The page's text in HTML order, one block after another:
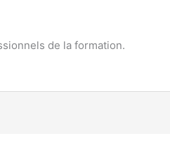
de la formation.